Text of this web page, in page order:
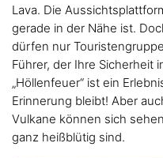
Lava. Die
gerade in der Nähe ist.
dürfen nur
Führer, der Ihre Sicherheit
„Höllenfeuer“ ist ein
Erinnerung bleibt! Aber
Vulkane können sich
ganz heißblütig sind.